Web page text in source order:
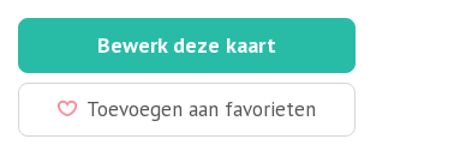
Bewerk deze kaart
Toevoegen aan favorieten